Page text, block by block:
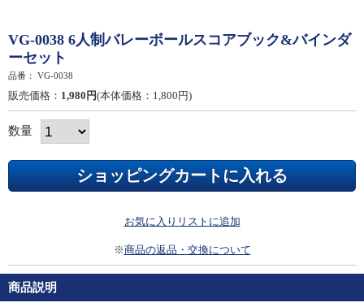
VG-0038 6人制バレーボールスコアブック&バインダ
ーセット
品番： VG-0038
販売価格： 1,980円(本体価格：1,800円)
数量
お気に入りリストに追加
※商品の返品・交換について
商品説明